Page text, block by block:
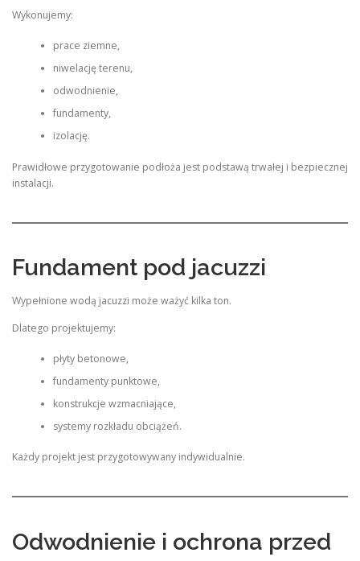
Wykonujemy:
prace ziemne,
niwelację terenu,
odwodnienie,
fundamenty,
izolację.
Prawidłowe przygotowanie podłoża jest podstawą trwałej i bezpiecznej
instalacji.
Fundament pod jacuzzi
Wypełnione wodą jacuzzi może ważyć kilka ton.
Dlatego projektujemy:
płyty betonowe,
fundamenty punktowe,
konstrukcje wzmacniające,
systemy rozkładu obciążeń.
Każdy projekt jest przygotowywany indywidualnie.
Odwodnienie i ochrona przed